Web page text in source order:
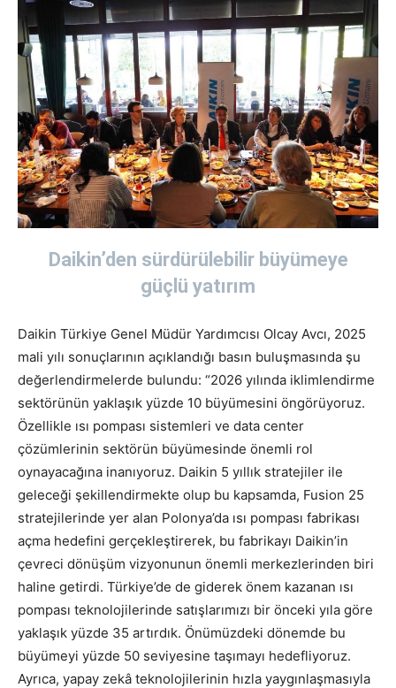
Daikin’den sürdürülebilir büyümeye
güçlü yatırım
Daikin Türkiye Genel Müdür Yardımcısı Olcay Avcı, 2025
mali yılı sonuçlarının açıklandığı basın buluşmasında şu
değerlendirmelerde bulundu: “2026 yılında iklimlendirme
sektörünün yaklaşık yüzde 10 büyümesini öngörüyoruz.
Özellikle ısı pompası sistemleri ve data center
çözümlerinin sektörün büyümesinde önemli rol
oynayacağına inanıyoruz. Daikin 5 yıllık stratejiler ile
geleceği şekillendirmekte olup bu kapsamda, Fusion 25
stratejilerinde yer alan Polonya’da ısı pompası fabrikası
açma hedefini gerçekleştirerek, bu fabrikayı Daikin’in
çevreci dönüşüm vizyonunun önemli merkezlerinden biri
haline getirdi. Türkiye’de de giderek önem kazanan ısı
pompası teknolojilerinde satışlarımızı bir önceki yıla göre
yaklaşık yüzde 35 artırdık. Önümüzdeki dönemde bu
büyümeyi yüzde 50 seviyesine taşımayı hedefliyoruz.
Ayrıca, yapay zekâ teknolojilerinin hızla yaygınlaşmasıyla